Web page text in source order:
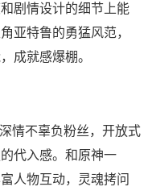
剧情设计的细节上能
亚特鲁的勇猛风范，
成就感爆棚。
情不辜负粉丝，开放式
代入感。和原神一
人物互动，灵魂拷问